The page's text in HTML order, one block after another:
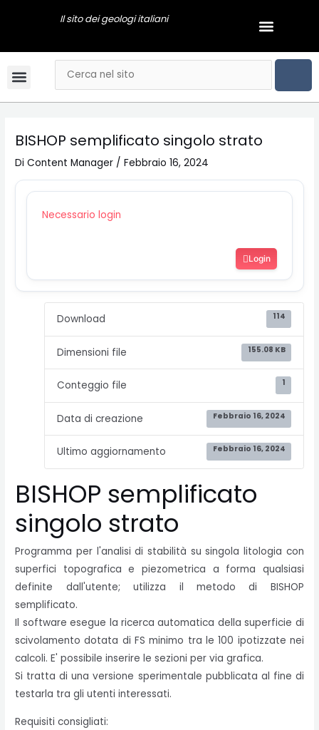
Il sito dei geologi italiani Menu
Menu Cerca
BISHOP semplificato singolo strato
DiContent Manager /Febbraio 16, 2024
Necessario login
Login
Download 114
Dimensioni file 155.08 KB
Conteggio file 1
Data di creazione Febbraio 16, 2024
Ultimo aggiornamento Febbraio 16, 2024
BISHOP semplificato
singolo strato
Programma per l'analisi di stabilità su singola litologia con
superfici topografica e piezometrica a forma qualsiasi
definite dall'utente; utilizza il metodo di BISHOP
semplificato.
Il software esegue la ricerca automatica della superficie di
scivolamento dotata di FS minimo tra le 100 ipotizzate nei
calcoli. E' possibile inserire le sezioni per via grafica.
Si tratta di una versione sperimentale pubblicata al fine di
testarla tra gli utenti interessati.
Requisiti consigliati:
articoli